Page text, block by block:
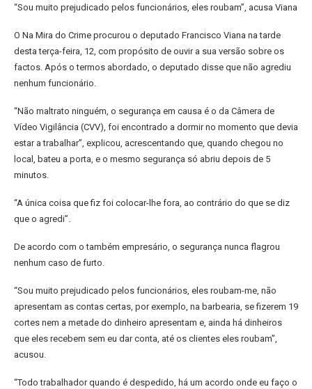
“Sou muito prejudicado pelos funcionários, eles roubam”, acusa Viana
O Na Mira do Crime procurou o deputado Francisco Viana na tarde
desta terça-feira, 12, com propósito de ouvir a sua versão sobre os
factos. Após o termos abordado, o deputado disse que não agrediu
nenhum funcionário.
“Não maltrato ninguém, o segurança em causa é o da Câmera de
Vídeo Vigilância (CVV), foi encontrado a dormir no momento que devia
estar a trabalhar”, explicou, acrescentando que, quando chegou no
local, bateu a porta, e o mesmo segurança só abriu depois de 5
minutos.
“A única coisa que fiz foi colocar-lhe fora, ao contrário do que se diz
que o agredi”.
De acordo com o também empresário, o segurança nunca flagrou
nenhum caso de furto.
“Sou muito prejudicado pelos funcionários, eles roubam-me, não
apresentam as contas certas, por exemplo, na barbearia, se fizerem 19
cortes nem a metade do dinheiro apresentam e, ainda há dinheiros
que eles recebem sem eu dar conta, até os clientes eles roubam”,
acusou.
“Todo trabalhador quando é despedido, há um acordo onde eu faço o